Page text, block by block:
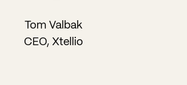
Tom Valbak
CEO, Xtellio